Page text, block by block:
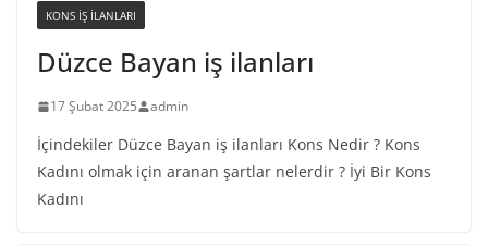
KONS IŞ ILANLARI
Düzce Bayan iş ilanları
17 Şubat 2025 admin
İçindekiler Düzce Bayan iş ilanları Kons Nedir ? Kons
Kadını olmak için aranan şartlar nelerdir ? İyi Bir Kons
Kadını